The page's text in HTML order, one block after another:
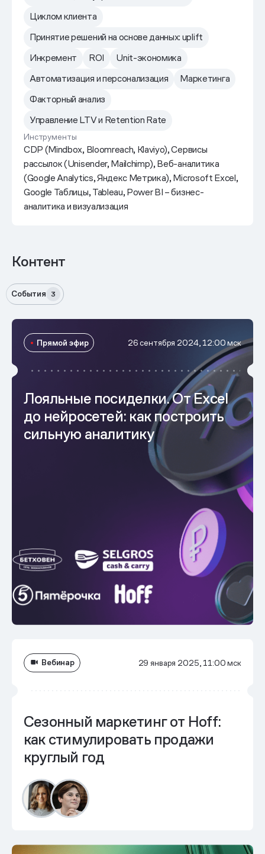
Циклом клиента
Принятие решений на основе данных: uplift
Инкремент
ROI
Unit-экономика
Автоматизация и персонализация
Маркетинга
Факторный анализ
Управление LTV и Retention Rate
Инструменты
CDP (Mindbox, Bloomreach, Klaviyo), Сервисы
рассылок (Unisender, Mailchimp), Веб-аналитика
(Google Analytics, Яндекс Метрика), Microsoft Excel,
Google Таблицы, Tableau, Power BI – бизнес-
аналитика и визуализация
Контент
События 3
Прямой эфир 26 сентября 2024, 12:00 мск
Лояльные посиделки. От Excel
до нейросетей: как построить
сильную аналитику
Вебинар 29 января 2025, 11:00 мск
Сезонный маркетинг от Hoff:
как стимулировать продажи
круглый год